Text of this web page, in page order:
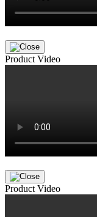
Product Video
Product Video